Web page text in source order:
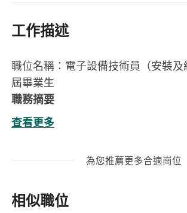
工作描述
職位名稱：電子設備技術員（安裝及
屆畢業生
職務摘要
電子設備技術員主要負責電子設備的
查及維修保養工作，並與客戶保持良
子或相關工程學科、對實務技術工作
主要職責
查看更多
為您推薦更多合適崗位
相似職位